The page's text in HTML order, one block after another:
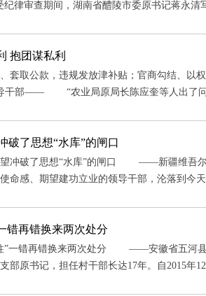
律审查期间，湖南省醴陵市委原书记蒋永清
抱团谋私利
取公款，违规发放津补贴；官商勾结、以
干部—— “农业局原局长陈应奎等人出了问
破了思想“水库”的闸口
破了思想“水库”的闸口 ——新疆维吾尔
命感、期望建功立业的领导干部，沦落到今
错再错换来两次处分
错再错换来两次处分 ——安徽省五河县
部原书记，担任村干部长达17年。自2015年